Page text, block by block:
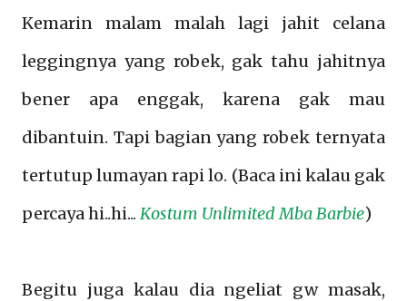
Kemarin malam malah lagi jahit celana
leggingnya yang robek, gak tahu jahitnya
bener apa enggak, karena gak mau
dibantuin. Tapi bagian yang robek ternyata
tertutup lumayan rapi lo. (Baca ini kalau gak
percaya hi..hi... Kostum Unlimited Mba Barbie)
Begitu juga kalau dia ngeliat gw masak,